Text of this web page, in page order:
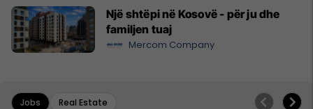
Një shtëpi në Kosovë - për ju dhe
familjen tuaj
Mercom Company
Jobs Real Estate